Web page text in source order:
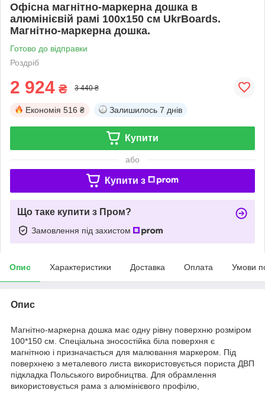
Офісна магнітно-маркерна дошка в
алюмінієвій рамі 100х150 см UkrBoards.
Магнітно-маркерна дошка.
Готово до відправки
Роздріб
2 924 ₴ 3 440 ₴
Економія 516 ₴ Залишилось 7 днів
Купити
або
Купити з
Що таке купити з Пром?
Замовлення під захистом
Опис Характеристики Доставка Оплата Умови
Опис
Магнітно-маркерна дошка має одну рівну поверхню розміром
100*150 см. Спеціальна зносостійка біла поверхня є
магнітною і призначається для малювання маркером. Під
поверхнею з металевого листа використовується пориста ДВП
підкладка Польського виробництва. Для обрамлення
використовується рама з алюмінієвого профілю,